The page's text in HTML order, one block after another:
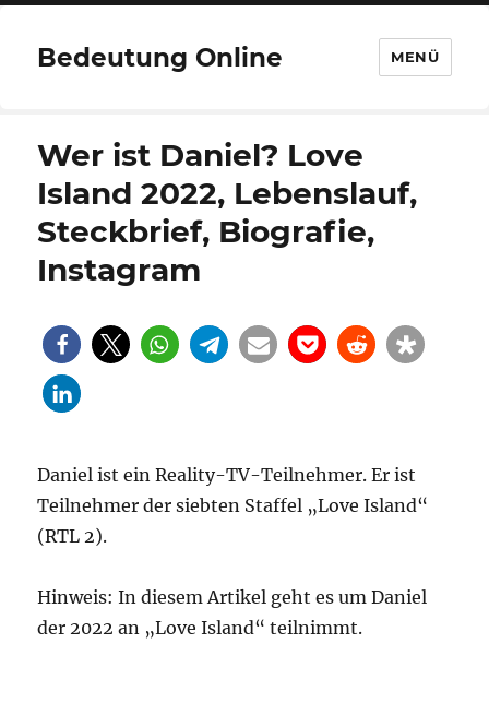
Bedeutung Online MENÜ
Wer ist Daniel? Love
Island 2022, Lebenslauf,
Steckbrief, Biografie,
Instagram
Daniel ist ein Reality-TV-Teilnehmer. Er ist
Teilnehmer der siebten Staffel „Love Island“
(RTL 2).
Hinweis: In diesem Artikel geht es um Daniel
der 2022 an „Love Island“ teilnimmt.